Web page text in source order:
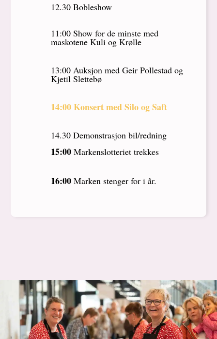
12.30 Bobleshow
11:00 Show for de minste med
maskotene Kuli og Krølle
13:00 Auksjon med Geir Pollestad og
Kjetil Slettebø
14:00 Konsert med Silo og Saft
14.30 Demonstrasjon bil/redning
15:00Markenslotteriet trekkes
16:00Marken stenger for i år.